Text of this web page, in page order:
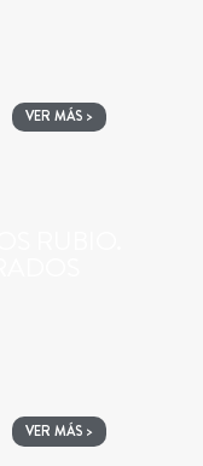
VER MÁS >
VER MÁS >